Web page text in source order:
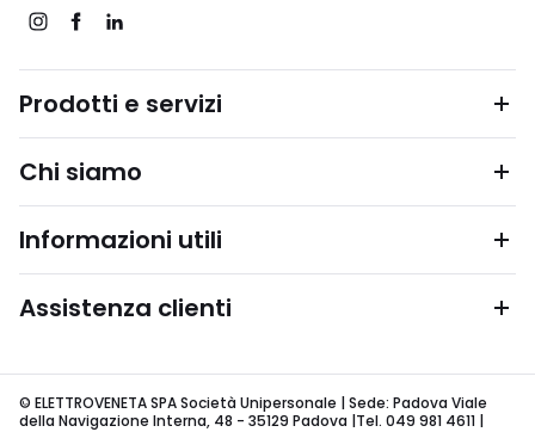
Prodotti e servizi
Chi siamo
Informazioni utili
Assistenza clienti
© ELETTROVENETA SPA Società Unipersonale | Sede: Padova Viale
della Navigazione Interna, 48 - 35129 Padova |Tel. 049 981 4611 |